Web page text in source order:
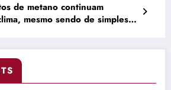
de metano continuam
mesmo sendo de simples